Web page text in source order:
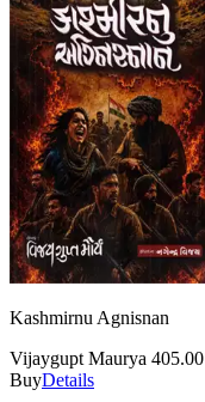
Kashmirnu Agnisnan
Vijaygupt Maurya 405.00
BuyDetails